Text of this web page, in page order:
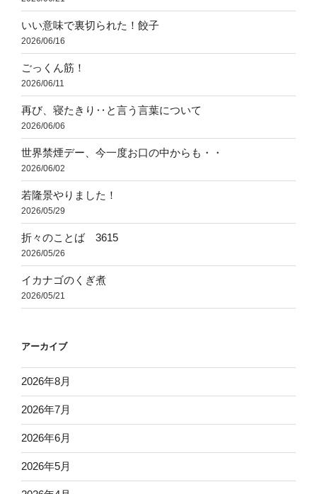
いい意味で裏切られた！餃子
2026/06/16
ごっくん筋！
2026/06/11
再び、寝たきり‥と言う言葉について
2026/06/06
世界禁煙デー、今一度お口の中からも・・
2026/06/02
若隆景やりました！
2026/05/29
折々のことば 3615
2026/05/26
イカナゴのくぎ煮
2026/05/21
アーカイブ
2026年8月
2026年7月
2026年6月
2026年5月